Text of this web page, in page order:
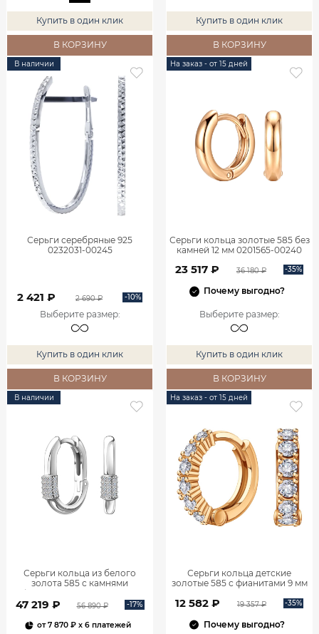
Купить в один клик
В КОРЗИНУ
Купить в один клик
В КОРЗИНУ
В наличии
Серьги серебряные 925
0232031-00245
2 421 ₽ 2 690 ₽ -10%
Выберите размер:
Купить в один клик
В КОРЗИНУ
На заказ - от 15 дней
Серьги кольца золотые 585 без
камней 12 мм 0201565-00240
23 517 ₽ 36 180 ₽ -35%
Почему выгодно?
Выберите размер:
Купить в один клик
В КОРЗИНУ
В наличии
Серьги кольца из белого
золота 585 с камнями
фианитами 18 мм 0201656-
00772
47 219 ₽ 56 890 ₽ -17%
от7 870 ₽ x 6 платежей
На заказ - от 15 дней
Серьги кольца детские
золотые 585 с фианитами 9 мм
12 582 ₽ 19 357 ₽ -35%
Почему выгодно?